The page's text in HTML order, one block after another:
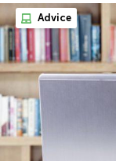
Advice